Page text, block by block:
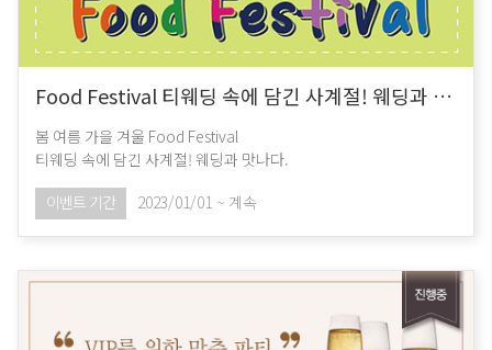
Food Festival 티웨딩 속에 담긴 사계절! 웨딩과 맛
봄 여름 가을 겨울 Food Festival
티웨딩 속에 담긴 사계절! 웨딩과 맛나다.
이벤트 기간
2023/01/01 ~ 계속